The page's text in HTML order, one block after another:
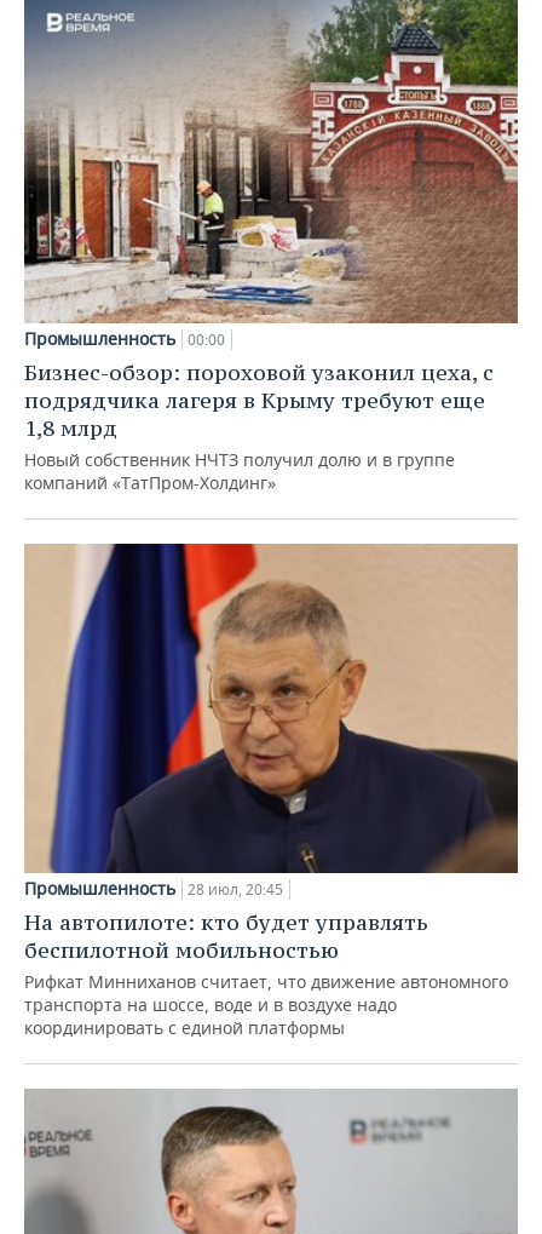
Промышленность 00:00
Бизнес-обзор: пороховой узаконил цеха, с
подрядчика лагеря в Крыму требуют еще
1,8 млрд
Новый собственник НЧТЗ получил долю и в группе
компаний «ТатПром-Холдинг»
Промышленность 28 июл, 20:45
На автопилоте: кто будет управлять
беспилотной мобильностью
Рифкат Минниханов считает, что движение автономного
транспорта на шоссе, воде и в воздухе надо
координировать с единой платформы